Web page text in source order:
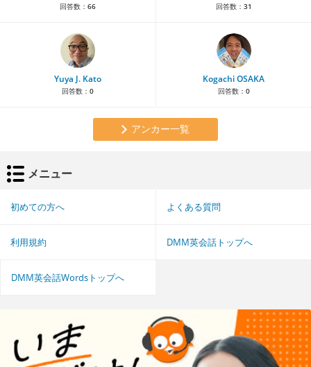
回答数： 66 回答数： 31
Yuya J. Kato
回答数： 0
Kogachi OSAKA
回答数： 0
アンカー一覧
メニュー
初めての方へ よくある質問
利用規約 DMM英会話トップへ
DMM英会話Wordsトップへ